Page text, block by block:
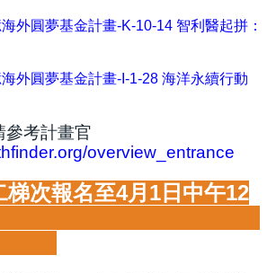
海外圓夢基金計畫-K-10-14 智利醫起拼：
海外圓夢基金計畫-I-1-28 海洋永續行動
考計畫官
overview_entrance
梯次報名至4月1日中午12
止】